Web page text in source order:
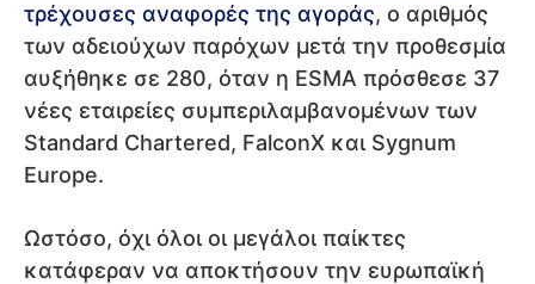
τρέχουσες αναφορές της αγοράς, ο αριθμός
των αδειούχων παρόχων μετά την προθεσμία
αυξήθηκε σε 280, όταν η ESMA πρόσθεσε 37
νέες εταιρείες συμπεριλαμβανομένων των
Standard Chartered, FalconX και Sygnum
Europe.
Ωστόσο, όχι όλοι οι μεγάλοι παίκτες
κατάφεραν να αποκτήσουν την ευρωπαϊκή